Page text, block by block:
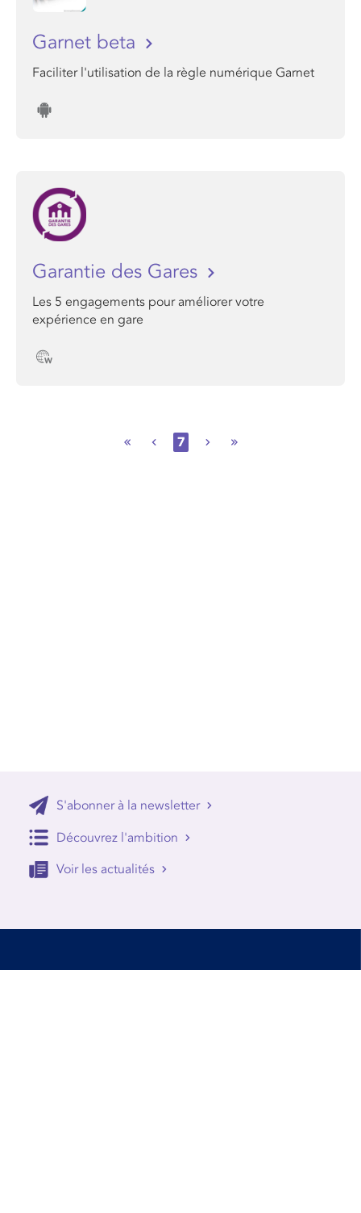
Garnet beta
Faciliter l'utilisation de la règle numérique Garnet
Garantie des Gares
Les 5 engagements pour améliorer votre
expérience en gare
7
S'abonner à la newsletter
Découvrez l'ambition
Voir les actualités